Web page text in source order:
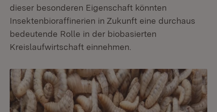
dieser besonderen Eigenschaft könnten
Insektenbioraffinerien in Zukunft eine durchaus
bedeutende Rolle in der biobasierten
Kreislaufwirtschaft einnehmen.